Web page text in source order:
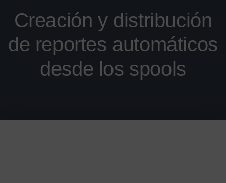
Creación y distribución
de reportes automáticos
desde los spools